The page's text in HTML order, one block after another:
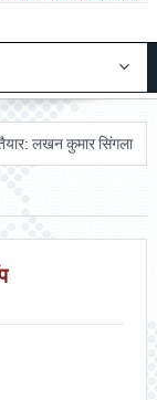
लखन कुमार सिंगला